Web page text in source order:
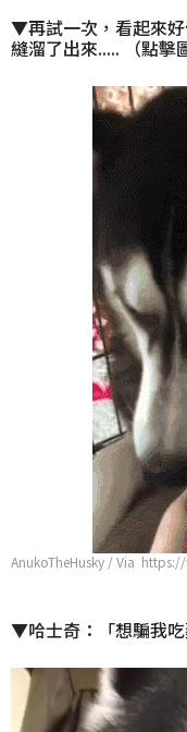
▼再試一次，看起來
縫溜了出來..... （點擊
AnukoTheHusky / Via
▼哈士奇：「想騙我吃